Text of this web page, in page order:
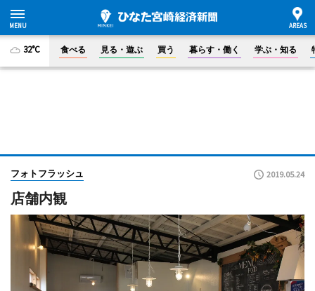
32°C 食べる 見る・遊ぶ 買う 暮らす・働く 学ぶ・知る
フォトフラッシュ 2019.05.24
店舗内観